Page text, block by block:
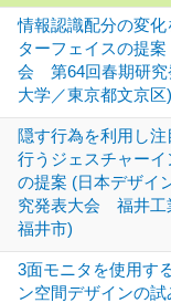
情報認識配分の変
ターフェイスの提
会 第64回春期研
大学／東京都文京区)
隠す行為を利用し
行うジェスチャーイ
の提案 (日本デザイ
究発表大会 福井工
福井市)
3面モニタを使用す
ン空間デザインの